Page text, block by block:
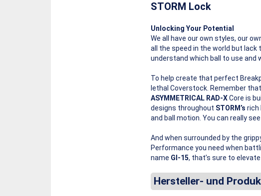
STORM Lock
Unlocking Your Potential
We all have our own styles, our
all the speed in the world but lack
understand which ball to use and
To help create that perfect
lethal Coverstock. Remember
ASYMMETRICAL RAD-XCore is
designs throughout STORM’s rich
and ball motion. You can really
And when surrounded by the
Performance you need when
name GI-15, that’s sure to
Hersteller- und